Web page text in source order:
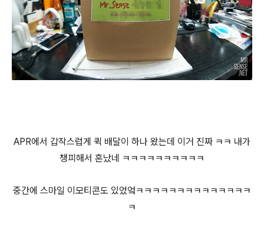
APR에서 갑작스럽게 퀵 배달이 하나 왔는데 이거 진짜 ㅋㅋ 내가
챙피해서 혼났네 ㅋㅋㅋㅋㅋㅋㅋㅋㅋㅋ
중간에 스마일 이모티콘도 있었엌ㅋㅋㅋㅋㅋㅋㅋㅋㅋㅋㅋㅋㅋㅋ
ㅋ